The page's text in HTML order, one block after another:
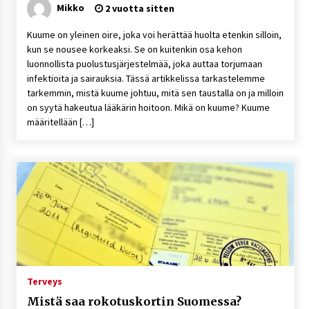
Mikko 2 vuotta sitten
Kuume on yleinen oire, joka voi herättää huolta etenkin silloin,
kun se nousee korkeaksi. Se on kuitenkin osa kehon
luonnollista puolustusjärjestelmää, joka auttaa torjumaan
infektioita ja sairauksia. Tässä artikkelissa tarkastelemme
tarkemmin, mistä kuume johtuu, mitä sen taustalla on ja milloin
on syytä hakeutua lääkärin hoitoon. Mikä on kuume? Kuume
määritellään […]
Terveys
Mistä saa rokotuskortin Suomessa?